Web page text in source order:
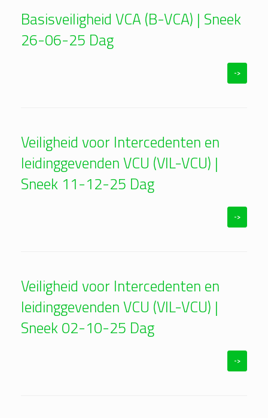
Basisveiligheid VCA (B-VCA) | Sneek
26-06-25 Dag
->
Veiligheid voor Intercedenten en
leidinggevenden VCU (VIL-VCU) |
Sneek 11-12-25 Dag
->
Veiligheid voor Intercedenten en
leidinggevenden VCU (VIL-VCU) |
Sneek 02-10-25 Dag
->